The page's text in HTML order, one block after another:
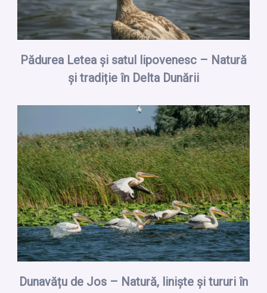
Pădurea Letea și satul lipovenesc – Natură
și tradiție în Delta Dunării
Dunavățu de Jos – Natură, liniște și tururi în